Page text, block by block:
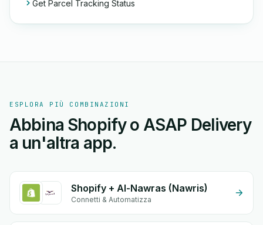
Get Parcel Tracking Status
ESPLORA PIÙ COMBINAZIONI
Abbina Shopify o ASAP Delivery
a un'altra app.
Shopify + Al-Nawras (Nawris)
Connetti & Automatizza